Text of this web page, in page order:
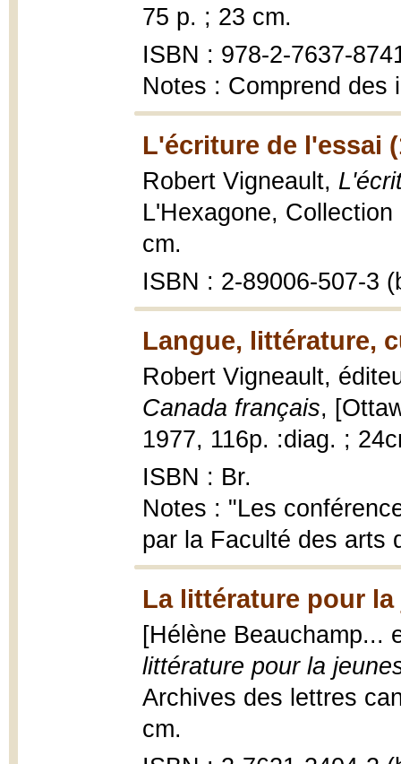
75 p. ; 23 cm.
ISBN : 978-2-7637-
Notes : Comprend des
L'écriture de l'essai
Robert Vigneault,
L'Hexagone,
cm.
ISBN : 2-89006-507-3
Langue, littérature,
Robert Vigneault,
Canada français,
1977, 116p. :diag. ;
ISBN : Br.
Notes : "Les
par la Faculté des arts
La littérature pour la
[Hélène Beauchamp...
littérature pour la
Archives des lettres
cm.